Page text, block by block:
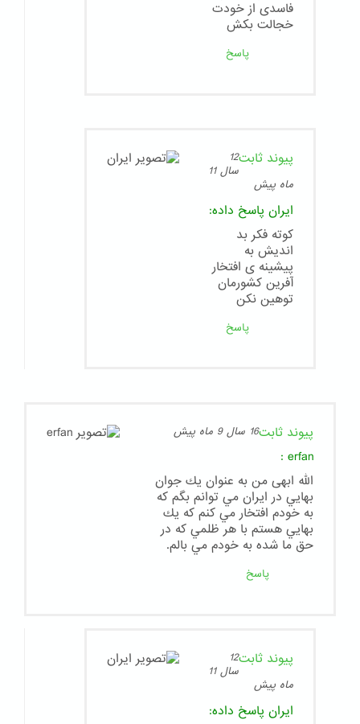
فاسدی از خودت
خجالت بکش
پاسخ
پیوند ثابت12
سال 11
ماه پیش
ایران پاسخ داده:
کوته فکر بد
اندیش به
پیشینه ی افتخار
آفرین کشورمان
توهین نکن
پاسخ
پیوند ثابت16 سال 9 ماه پیش
erfan
:
الله ابهی من به عنوان يك جوان
بهايي در ايران مي توانم بگم كه
به خودم افتخار مي كنم كه يك
بهايي هستم با هر ظلمي كه در
حق ما شده به خودم مي بالم.
پاسخ
پیوند ثابت12
سال 11
ماه پیش
ایران پاسخ داده: